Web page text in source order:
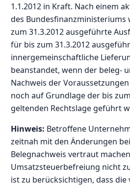
1.1.2012 in Kraft. Nach einem
des Bundesfinanzministeriums
zum 31.3.2012 ausgeführte
für bis zum 31.3.2012
innergemeinschaftliche
beanstandet, wenn der beleg-
Nachweis der
noch auf Grundlage der bis
geltenden Rechtslage geführt
Hinweis: Betroffene
zeitnah mit den Änderungen
Belegnachweis vertraut
Umsatzsteuerbefreiung nicht
ist zu berücksichtigen, dass